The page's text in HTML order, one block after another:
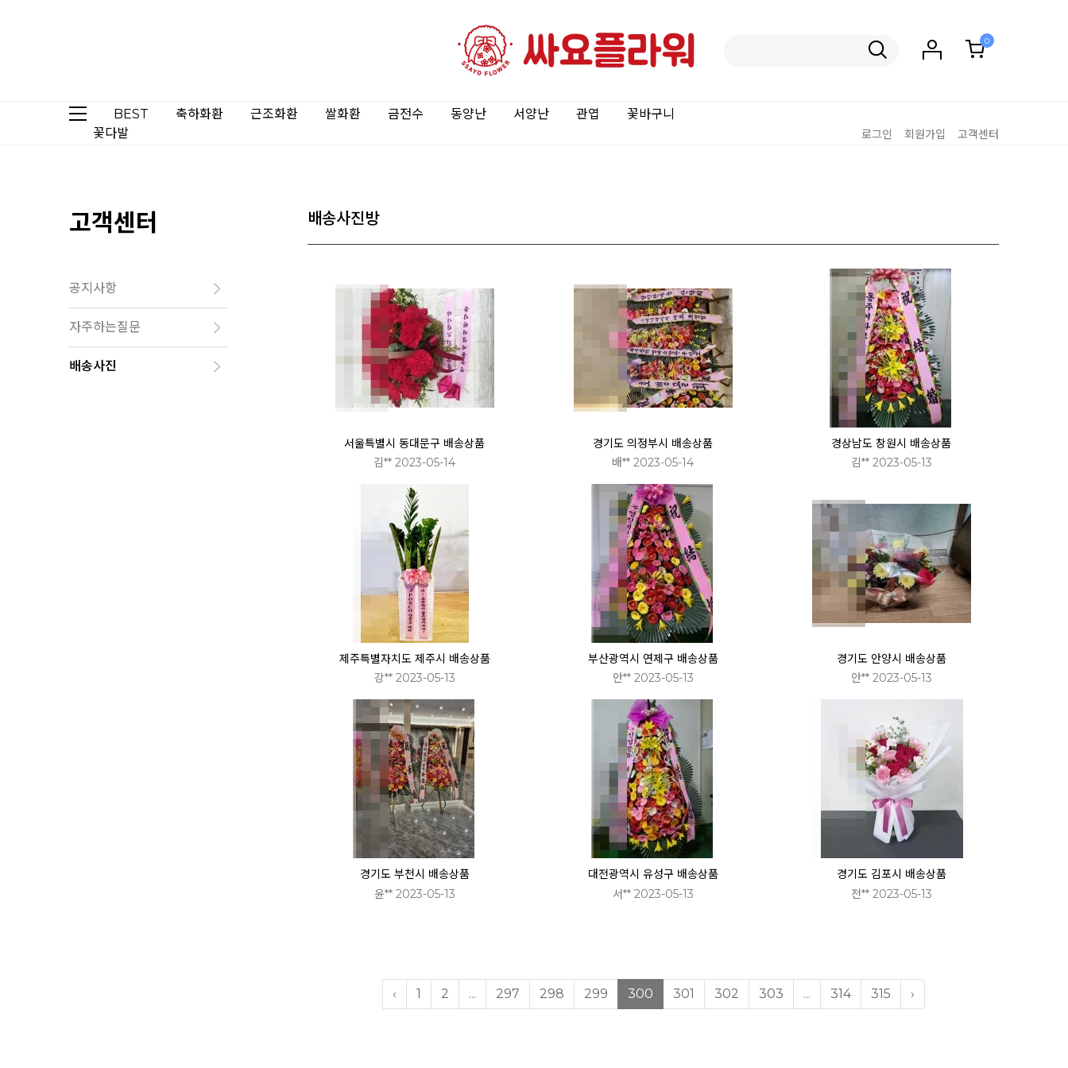
0
BEST 축하화환 근조화환 쌀화환 금전수 동양난 서양난 관엽
꽃바구니
꽃다발
로그인 회원가입 고객센터
고객센터
공지사항
자주하는질문
배송사진
배송사진방
서울특별시 동대문구 배송상품
김** 2023-05-14
경기도 의정부시 배송상품
배** 2023-05-14
경상남도 창원시 배송상품
김** 2023-05-13
제주특별자치도 제주시 배송상품
강** 2023-05-13
부산광역시 연제구 배송상품
안** 2023-05-13
경기도 안양시 배송상품
안** 2023-05-13
경기도 부천시 배송상품
윤** 2023-05-13
대전광역시 유성구 배송상품
서** 2023-05-13
경기도 김포시 배송상품
전** 2023-05-13
‹ 1 2 ... 297 298 299 300 301 302 303 ... 314 315 ›